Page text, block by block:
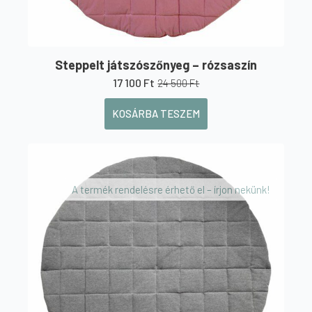
Steppelt játszószőnyeg – rózsaszín
24 500Ft
Original
price
was:
24
17 100 Ft Current
price
is:
17
KOSÁRBA TESZEM
A termék rendelésre érhető el – írjon nekünk!